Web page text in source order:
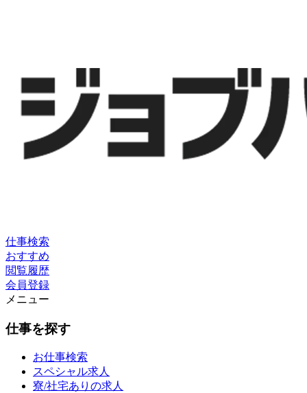
仕事検索
おすすめ
閲覧履歴
会員登録
メニュー
仕事を探す
お仕事検索
スペシャル求人
寮/社宅ありの求人